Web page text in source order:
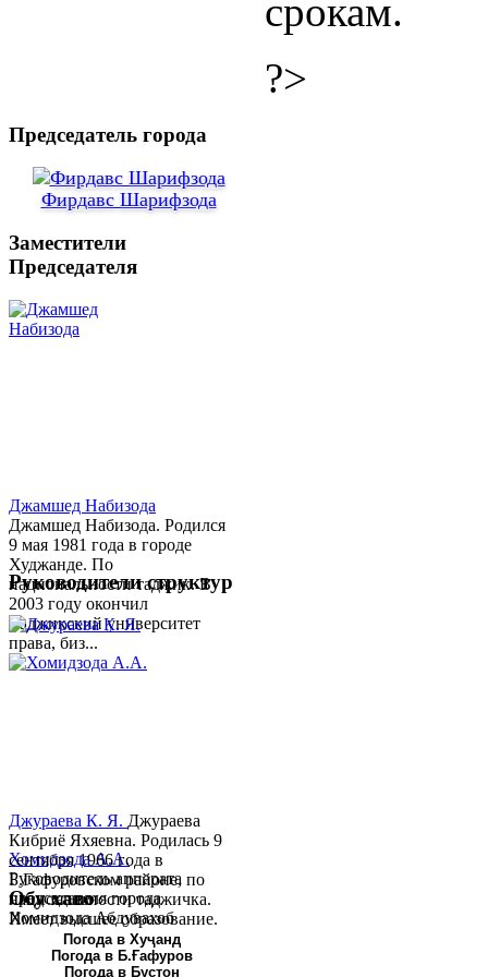
срокам.
?>
Председатель города
Фирдавс Шарифзода
Заместители
Председателя
Джамшед Набизода
Джамшед Набизода. Родился
9 мая 1981 года в городе
Худжанде. По
национальности таджик. В
2003 году окончил
Таджикский университет
права, биз...
Хомидзода А.А.
Руководитель аппарата
председателя города
Хомидзода Абдувахоб
Абдумаджид родился 8
июня 1978 года в городе
Руководители структур
Джураева К. Я. Джураева
Кибриё Яхяевна. Родилась 9
сентября 1966 года в
Б.Гафуровском районе, по
национальности таджичка.
Имеет высшее образование.
В 1997 ...
Обу хаво
Погода в Хуҷанд
Погода в Б.Ғафуров
Погода в Бустон